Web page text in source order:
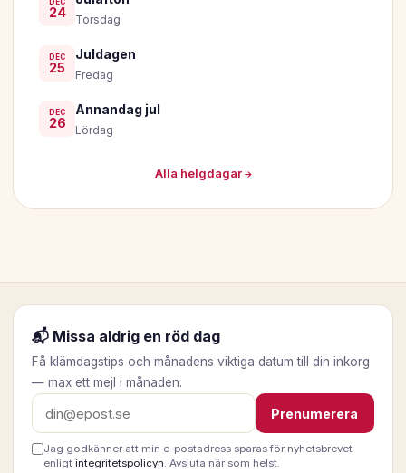
24 Torsdag
DEC
25
Juldagen
Fredag
DEC
26
Annandag jul
Lördag
Alla helgdagar →
📬 Missa aldrig en röd dag
Få klämdagstips och månadens viktiga datum till din inkorg
— max ett mejl i månaden.
E-postadress Prenumerera
Jag godkänner att min e-postadress sparas för nyhetsbrevet
enligt integritetspolicyn. Avsluta när som helst.